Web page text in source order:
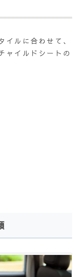
ルに合わせて、
ャイルドシートの